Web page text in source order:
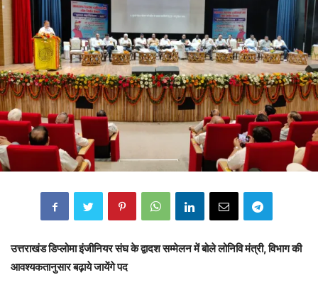
उत्तराखंड डिप्लोमा इंजीनियर संघ के द्वादश सम्मेलन में बोले लोनिवि मंत्री, विभाग की
आवश्यकतानुसार बढ़ाये जायेंगे पद